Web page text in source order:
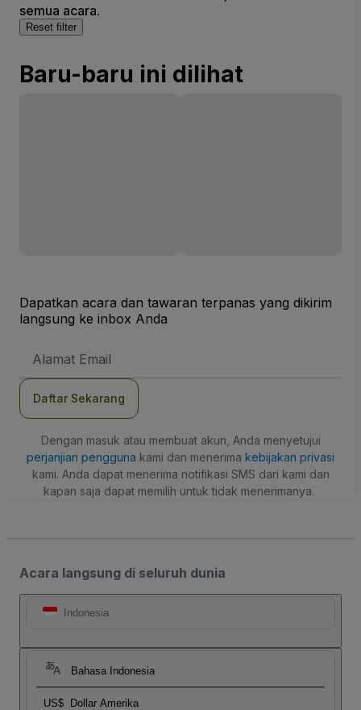
semua acara.
Reset filter
Baru-baru ini dilihat
Dapatkan acara dan tawaran terpanas yang dikirim
langsung ke inbox Anda
Email
Daftar Sekarang
Dengan masuk atau membuat akun, Anda menyetujui
perjanjian pengguna kami dan menerima kebijakan privasi
kami. Anda dapat menerima notifikasi SMS dari kami dan
kapan saja dapat memilih untuk tidak menerimanya.
Acara langsung di seluruh dunia
Indonesia
Bahasa Indonesia
US$ Dollar Amerika